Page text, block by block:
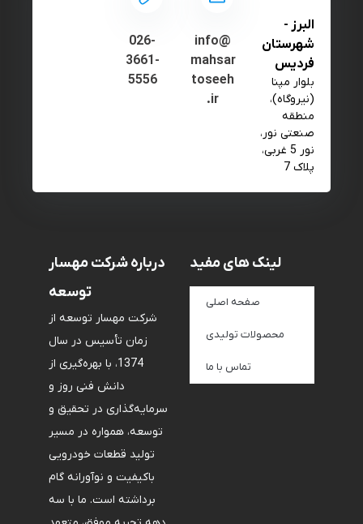
026-
3661-
5556
info@
mahsar
toseeh
.ir
البرز -
شهرستان
فردیس
بلوار مپنا
(نیروگاه)،
منطقه
صنعتی نور،
نور 5 غربی،
پلاک 7
درباره شرکت مهسار
توسعه
شرکت مهسار توسعه از
زمان تأسیس در سال
1374، با بهره‌گیری از
دانش فنی روز و
سرمایه‌گذاری در تحقیق و
توسعه، همواره در مسیر
تولید قطعات خودرویی
باکیفیت و نوآورانه گام
برداشته است. ما با سه
لینک های مفید
صفحه اصلی
محصولات تولیدی
تماس با ما